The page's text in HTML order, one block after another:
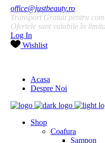
office@justbeauty.ro
Transport Gratuit pentru
Ofertele sunt valabile în
Log In
Wishlist
Acasa
Despre Noi
Shop
Coafura
Sampon